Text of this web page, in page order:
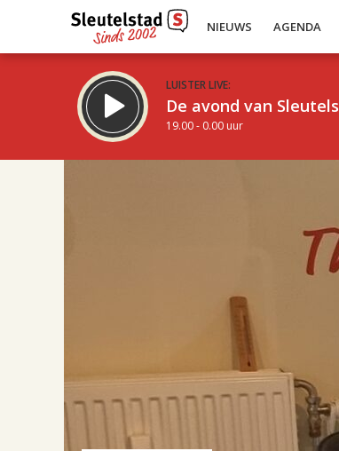
NIEUWS AGENDA
LUISTER LIVE:
De avond van
19.00 - 0.00 uur